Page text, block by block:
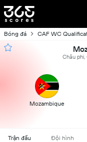
Bóng đá CAF WC
Châu phi,
Mozambique
Trận đấu Đội hình